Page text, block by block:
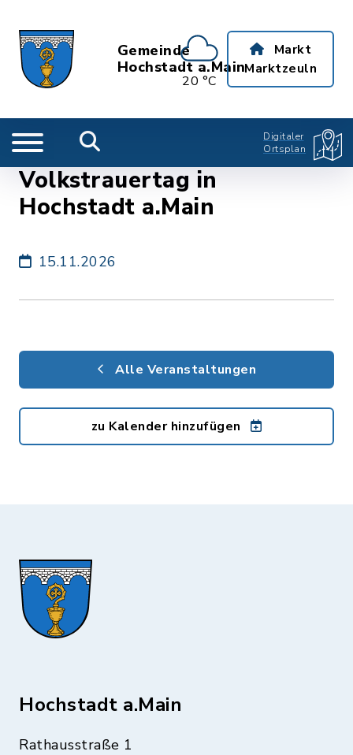
Gemeinde
Hochstadt a.Main
20 °C
Markt
Marktzeuln
Digitaler
Ortsplan
Volkstrauertag in
Hochstadt a.Main
15.11.2026
Alle Veranstaltungen
zu Kalender hinzufügen
Hochstadt a.Main
Rathausstraße 1